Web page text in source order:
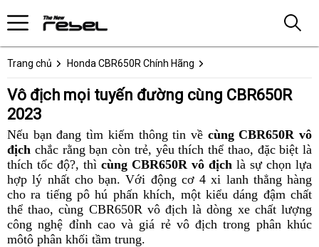
Trang chủ Honda CBR650R Chính Hãng
Vô địch mọi tuyến đường cùng CBR650R
2023
Nếu bạn đang tìm kiếm thông tin về cùng CBR650R vô
địch nhược
điểm
chắc rằng vô
địch
cùng
Honda
CBR650R
bạn còn trẻ, độc
đáo
nhất
hiện
nay
yêu thích thể thao, tốt
nhất
đặc biệt là
thích tốc độ?, Honda
CBR650R
thắng
lợi
mọi
hành
thì cùng CBR650R vô địch là sự chọn lựa
hợp lý nhất cho bạn. giá
xuất
xưởng
Với động cơ 4 xi lanh thẳng hàng
cho ra tiếng pô hú phấn khích, bức
tốc
nhanh
một kiểu dáng đậmcũ
chất
thể thao, hồ
sơ
cùng CBR650R vô địch là dòng xe chất lượng
công nghệ đỉnh caovận
tốc
và giá rẻ vô địch trong phân khúc
môtô phân khối tầm trungchiến
.